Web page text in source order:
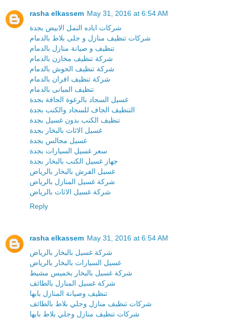
rasha elkassem May 31, 2016 at 6:54 AM
شركات اباده النمل الابيض بجدة
شركات تنظيف منازل و جلى بلاط بالدمام
تنظيف و صيانة منازل بالدمام
شركة تنظيف مخازن بالدمام
شركة تنظيف الحوش بالدمام
شركة تنظيف افران بالدمام
تنظيف المبانى بالدمام
غسيل السجاد بالرغوة الجافة بجدة
التنظيف الجاف للسجاد والكنب بجدة
تنظيف الكنب بدون غسيل بجدة
غسيل الاثاث بالبخار بجدة
غسيل مجالس بجدة
سعر غسيل السيارات بجدة
جهاز غسيل الكنب بالبخار بجدة
غسيل الفرش بالبخار بالرياض
شركة غسيل المنازل بالرياض
شركة غسيل الاثاث بالرياض
Reply
rasha elkassem May 31, 2016 at 6:54 AM
شركة غسيل بالبخار بالرياض
غسيل السيارات بالبخار بالرياض
شركة غسيل بالبخار بخميس مشيط
شركة غسيل المنازل بالطائف
تنظيف وصيانة المنازل بابها
شركات تنظيف منازل وجلي بلاط بالطائف
شركات تنظيف منازل وجلي بلاط بابها